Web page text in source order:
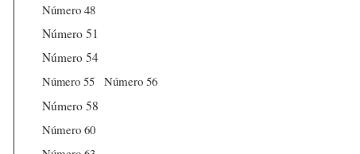
Número 48
Número 51
Número 54
Número 55
Número 56
Número 58
Número 60